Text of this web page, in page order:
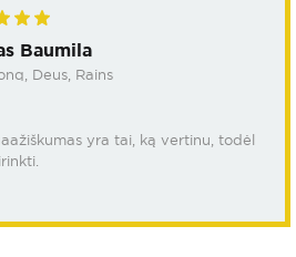
Baumila
Deus, Rains
yra tai, ką vertinu, todėl